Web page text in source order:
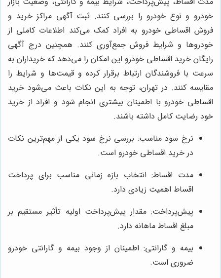
خودرو و نوع خودرو را بررسی کنند. ثبت آگهی مراکز خرید و
فروش اقساطی خودرو به افراد کمک می‌کند اطلاعات کاملی از
خودروها و شرایط فروش جمع‌آوری کنند. همچنین درج آگهی
رایگان خرید اقساطی خودرو این امکان را می‌دهد که خریداران به
سرعت با فروشندگان ارتباط برقرار کرده و قیمت‌ها و شرایط را
مقایسه کنند. در تهران، توجه به این نکات باعث می‌شود خرید
اقساطی خودرو با اطمینان بیشتری انجام شود و افراد از خرید
خود رضایت کامل داشته باشند.
نرخ سود مناسب: بررسی نرخ سود یکی از مهم‌ترین نکات
در خرید اقساطی خودرو است.
مدت اقساط: انتخاب بازه زمانی مناسب برای پرداخت
اقساط اهمیت زیادی دارد.
پیش‌پرداخت: مقدار پیش‌پرداخت اولیه تأثیر مستقیم بر
مبلغ اقساط ماهانه دارد.
بیمه و گارانتی: اطمینان از وجود بیمه و گارانتی خودرو
ضروری است.